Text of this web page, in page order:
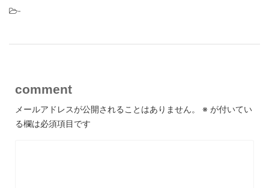
-
comment
メールアドレスが公開されることはありません。 ※ が付いてい
る欄は必須項目です